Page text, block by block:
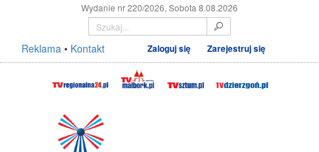
Wydanie nr 220/2026, Sobota 8.08.2026
Reklama • Kontakt Zaloguj się Zarejestruj się